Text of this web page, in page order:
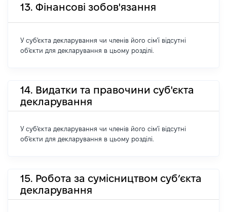
13. Фінансові зобов'язання
У суб'єкта декларування чи членів його сім'ї відсутні
об'єкти для декларування в цьому розділі.
14. Видатки та правочини суб'єкта
декларування
У суб'єкта декларування чи членів його сім'ї відсутні
об'єкти для декларування в цьому розділі.
15. Робота за сумісництвом суб’єкта
декларування